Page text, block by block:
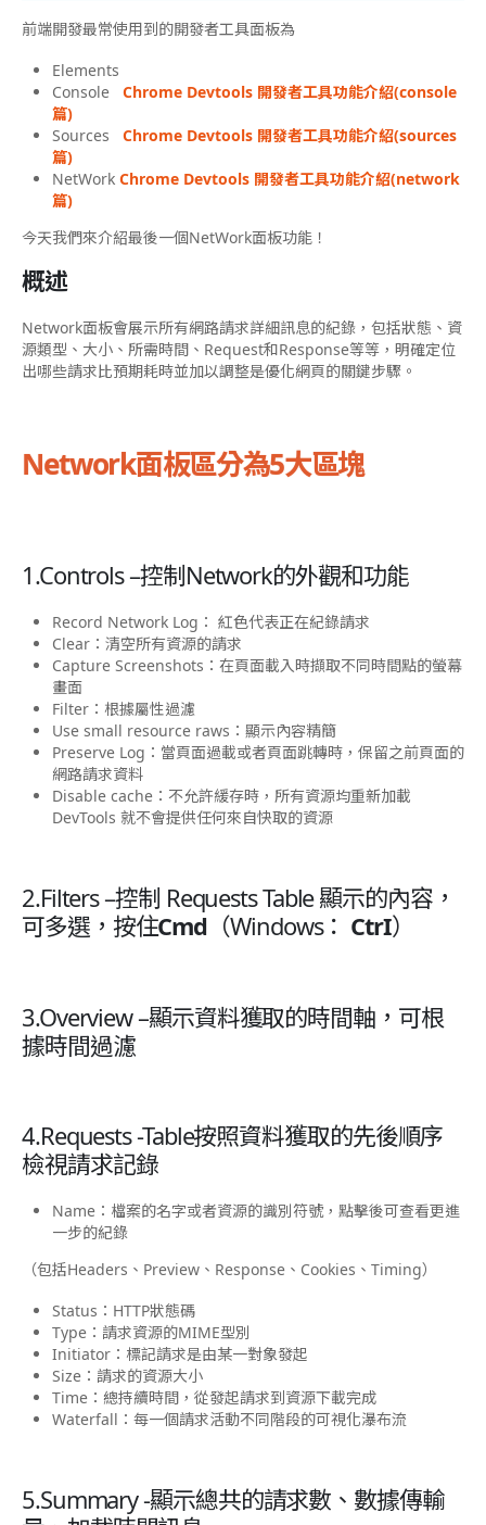
前端開發最常使用到的開發者工具面板為
Elements
Console Chrome Devtools 開發者工具功能介紹(console
篇)
Sources Chrome Devtools 開發者工具功能介紹(sources
篇)
NetWork Chrome Devtools 開發者工具功能介紹(network
篇)
今天我們來介紹最後一個NetWork面板功能！
概述
Network面板會展示所有網路請求詳細訊息的紀錄，包括狀態、資
源類型、大小、所需時間、Request和Response等等， 明確定位
出哪些請求比預期耗時並加以調整是優化網頁的關鍵步驟。
Network面板區分為5大區塊
1.Controls –控制Network的外觀和功能
Record Network Log： 紅色代表正在紀錄請求
Clear：清空所有資源的請求
Capture Screenshots：在頁面載入時擷取不同時間點的螢幕
畫面
Filter：根據屬性過濾
Use small resource raws：顯示內容精簡
Preserve Log：當頁面過載或者頁面跳轉時，保留之前頁面的
網路請求資料
Disable cache：不允許緩存時，所有資源均重新加載
DevTools 就不會提供任何來自快取的資源
2.Filters –控制 Requests Table 顯示的內容，
可多選，按住Cmd （Windows： CtrI）
3.Overview –顯示資料獲取的時間軸，可根
據時間過濾
4.Requests -Table按照資料獲取的先後順序
檢視請求記錄
Name：檔案的名字或者資源的識別符號，點擊後可查看更進
一步的紀錄
（包括Headers、Preview、Response、Cookies、Timing）
Status：HTTP狀態碼
Type：請求資源的MIME型別
Initiator：標記請求是由某一對象發起
Size：請求的資源大小
Time：總持續時間，從發起請求到資源下載完成
Waterfall：每一個請求活動不同階段的可視化瀑布流
5.Summary -顯示總共的請求數、數據傳輸